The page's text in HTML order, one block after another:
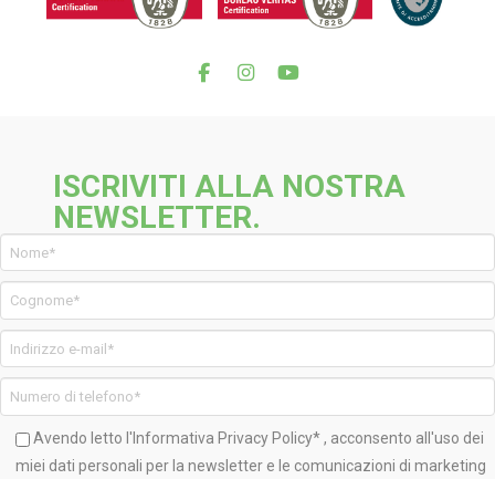
ISCRIVITI ALLA NOSTRA
NEWSLETTER.
Avendo letto l'Informativa Privacy Policy*, acconsento all'uso dei
miei dati personali per la newsletter e le comunicazioni di marketing